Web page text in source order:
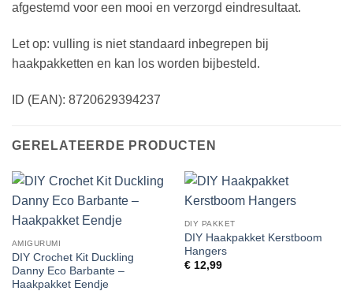
afgestemd voor een mooi en verzorgd eindresultaat.
Let op: vulling is niet standaard inbegrepen bij
haakpakketten en kan los worden bijbesteld.
ID (EAN): 8720629394237
GERELATEERDE PRODUCTEN
AMIGURUMI
DIY Crochet Kit Duckling
Danny Eco Barbante –
Haakpakket Eendje
DIY PAKKET
DIY Haakpakket Kerstboom
Hangers
€12,99